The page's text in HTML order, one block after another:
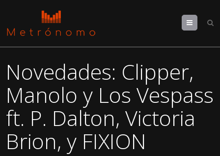
Menu
Novedades: Clipper,
Manolo y Los Vespass
ft. P. Dalton, Victoria
Brion, y FIXION